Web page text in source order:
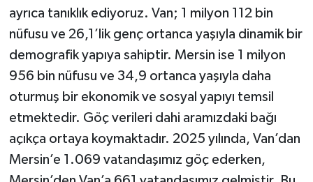
ayrıca tanıklık ediyoruz. Van; 1 milyon 112 bin
nüfusu ve 26,1’lik genç ortanca yaşıyla dinamik bir
demografik yapıya sahiptir. Mersin ise 1 milyon
956 bin nüfusu ve 34,9 ortanca yaşıyla daha
oturmuş bir ekonomik ve sosyal yapıyı temsil
etmektedir. Göç verileri dahi aramızdaki bağı
açıkça ortaya koymaktadır. 2025 yılında, Van’dan
Mersin’e 1.069 vatandaşımız göç ederken,